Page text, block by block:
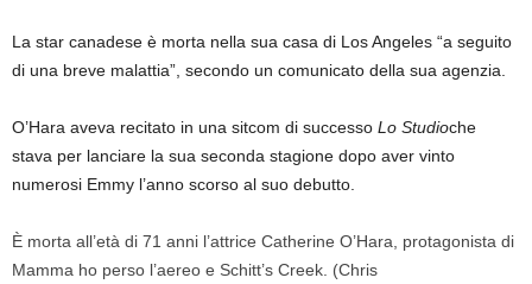
La star canadese è morta nella sua casa di Los Angeles “a seguito
di una breve malattia”, secondo un comunicato della sua agenzia.
O’Hara aveva recitato in una sitcom di successo Lo Studioche
stava per lanciare la sua seconda stagione dopo aver vinto
numerosi Emmy l’anno scorso al suo debutto.
È morta all’età di 71 anni l’attrice Catherine O’Hara, protagonista di
Mamma ho perso l’aereo e Schitt’s Creek. (Chris